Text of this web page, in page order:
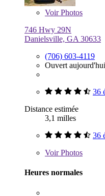
VoirPhotos
746 Hwy 29N
Danielsville, GA 30633
(706) 603-4119
Ouvert
36
Distance estimée
3,1 milles
36
VoirPhotos
Heures normales